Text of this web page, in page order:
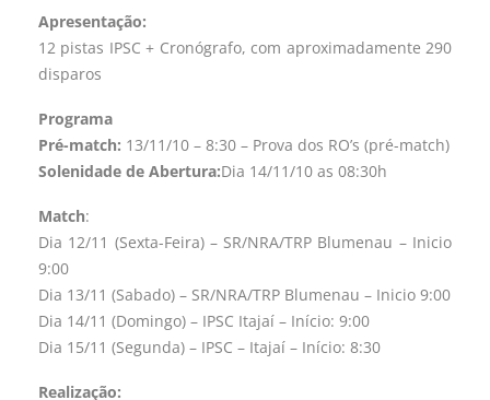
Apresentação:
12 pistas IPSC + Cronógrafo, com aproximadamente 290
disparos
Programa
Pré-match: 13/11/10 – 8:30 – Prova dos RO’s (pré-match)
Solenidade de Abertura:Dia 14/11/10 as 08:30h
Match:
Dia 12/11 (Sexta-Feira) – SR/NRA/TRP Blumenau – Inicio
9:00
Dia 13/11 (Sabado) – SR/NRA/TRP Blumenau – Inicio 9:00
Dia 14/11 (Domingo) – IPSC Itajaí – Início: 9:00
Dia 15/11 (Segunda) – IPSC – Itajaí – Início: 8:30
Realização: